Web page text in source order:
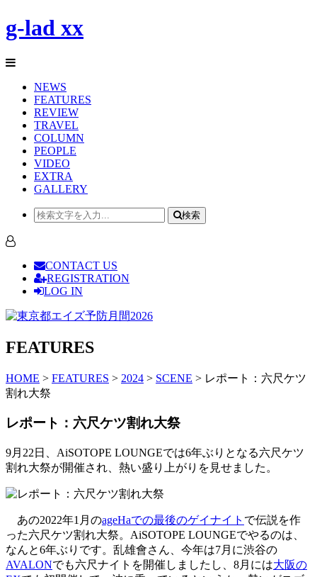
g-lad xx
NEWS
FEATURES
REVIEW
TRAVEL
COLUMN
PEOPLE
VIDEO
EXTRA
GALLERY
検索
CONTACT US
REGISTRATION
LOG IN
FEATURES
HOME > FEATURES > 2024 > SCENE > レポート：六尺ケツ
割れ大祭
レポート：六尺ケツ割れ大祭
9月22日、AiSOTOPE LOUNGEでは6年ぶりとなる六尺ケツ
割れ大祭が開催され、熱い盛り上がりを見せました。
あの2022年1月のageHaでの最後のゲイナイト で伝説を作
った六尺ケツ割れ大祭。AiSOTOPE LOUNGEでやるのは、
なんと6年ぶりです。乱雄會さん、今年は7月に渋谷の
AVALONでも六尺ナイトを開催しましたし、8月には大阪の